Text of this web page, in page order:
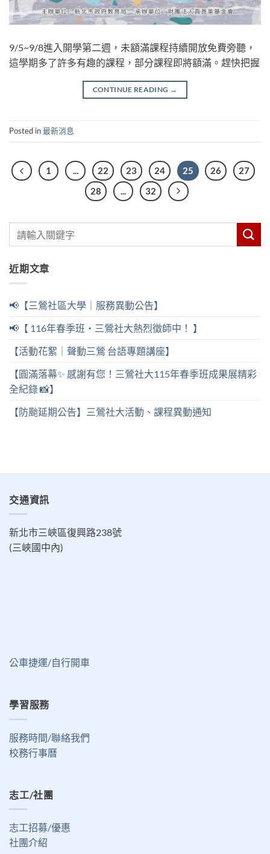
9/5~9/8進入開學第二週，未額滿課程持續開放免費旁聽，
這學期多了許多有趣的課程，部分課程即將額滿。趕快把握
CONTINUE READING →
Posted in最新消息
1 ... 22 23 24 25 26
27
28
32
近期文章
📢【三鶯社區大學｜服務異動公告】
📢【 116年春季班・三鶯社大熱烈徵師中！ 】
【活動花絮｜聲動三鶯 台語專題講座】
【圓滿落幕✨ 感謝有您！三鶯社大115年春季班成果展精彩
全紀錄 📸】
【防颱延期公告】三鶯社大活動、課程異動通知
交通資訊
新北市三峽區復興路238號
(三峽國中內)
公車捷運/自行開車
學習服務
服務時間/聯絡我們
校務行事曆
志工/社團
志工招募/優惠
社團介紹